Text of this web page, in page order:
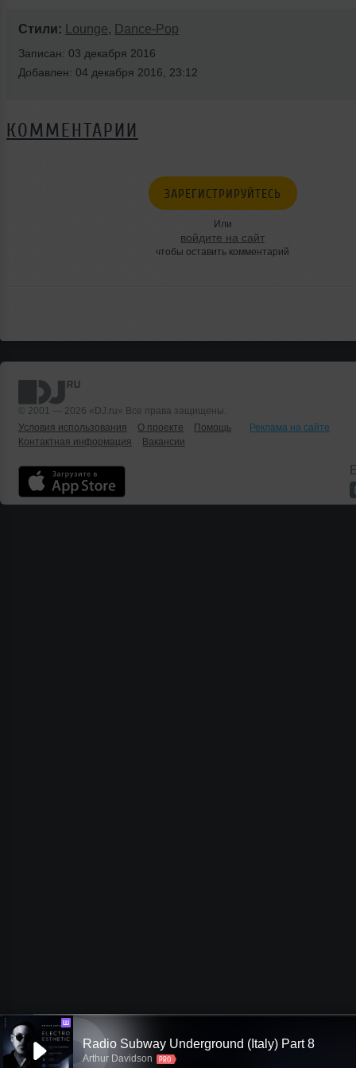
Стили: Lounge, Dance-Pop
Записан: 03 декабря 2016
Добавлен: 04 декабря 2016, 23:12
КОММЕНТАРИИ
ЗАРЕГИСТРИРУЙТЕСЬ
Или
войдите на сайт
чтобы оставить комментарий
© 2001 — 2026 «DJ.ru» Все права защищены.
Условия использования
О проекте Помощь
Реклама на сайте
Контактная информация
Вакансии
Ш
Radio Subway Underground (Italy) Part 8
Arthur Davidson